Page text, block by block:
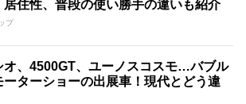
居住性、普段の使い勝手の違いも紹介
プ
オ、4500GT、ユーノスコスモ…バブル
ーターショーの出展車！現代とどう違